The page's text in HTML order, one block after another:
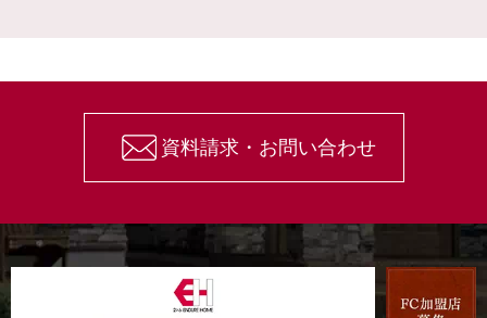
資料請求・お問い合わせ